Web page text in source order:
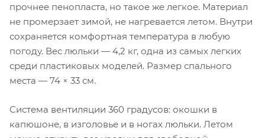
прочнее пенопласта, но такое же легкое. Материал
не промерзает зимой, не нагревается летом. Внутри
сохраняется комфортная температура в любую
погоду. Вес люльки — 4,2 кг, одна из самых легких
среди пластиковых моделей. Размер спального
места — 74 × 33 см.
Система вентиляции 360 градусов: окошки в
капюшоне, в изголовье и в ногах люльки. Летом